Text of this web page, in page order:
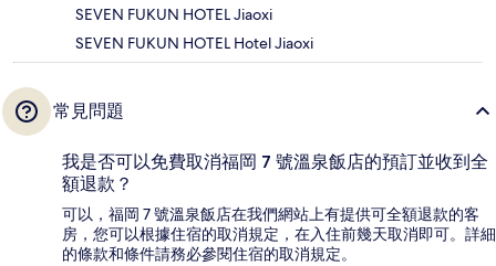
SEVEN FUKUN HOTEL Jiaoxi
SEVEN FUKUN HOTEL Hotel Jiaoxi
常見問題
我是否可以免費取消福岡 7 號溫泉飯店的預訂並收到全
額退款？
可以，福岡 7 號溫泉飯店在我們網站上有提供可全額退款的客
房，您可以根據住宿的取消規定，在入住前幾天取消即可。詳細
的條款和條件請務必參閱住宿的取消規定。